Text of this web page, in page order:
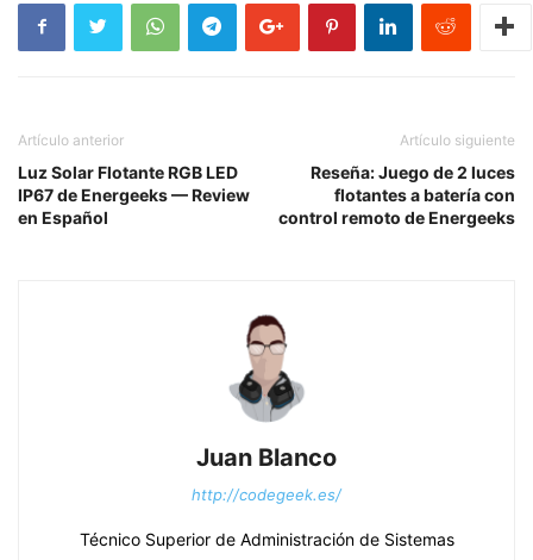
Artículo anterior
Luz Solar Flotante RGB LED
IP67 de Energeeks — Review
en Español
Artículo siguiente
Reseña: Juego de 2 luces
flotantes a batería con
control remoto de Energeeks
Juan Blanco
http://codegeek.es/
Técnico Superior de Administración de Sistemas